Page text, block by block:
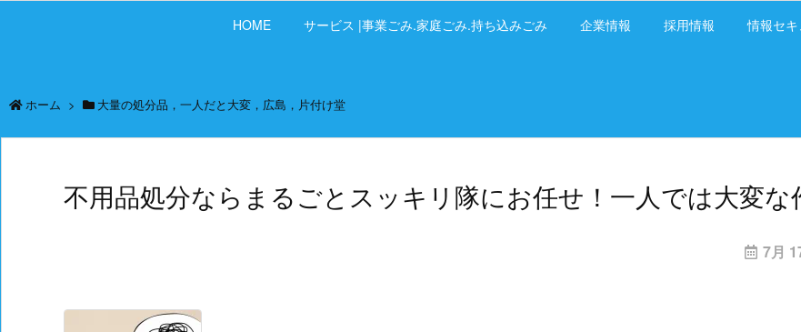
HOME サービス |事業ごみ.家庭ごみ.持ち込みごみ 企業情報 採用情報 情報セ
ホーム > 大量の処分品，一人だと大変，広島，片付け堂
不用品処分ならまるごとスッキリ隊にお任せ！一人では大変な
7月